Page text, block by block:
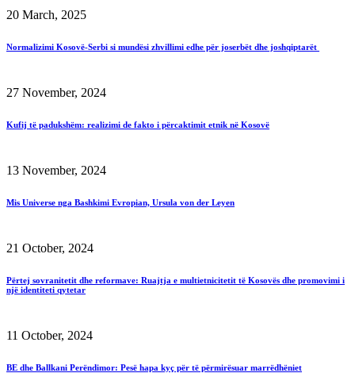
20 March, 2025
Normalizimi Kosovë-Serbi si mundësi zhvillimi edhe për joserbët dhe joshqiptarët
27 November, 2024
Kufij të padukshëm: realizimi de fakto i përcaktimit etnik në Kosovë
13 November, 2024
Mis Universe nga Bashkimi Evropian, Ursula von der Leyen
21 October, 2024
Përtej sovranitetit dhe reformave: Ruajtja e multietnicitetit të Kosovës dhe promovimi i
një identiteti qytetar
11 October, 2024
BE dhe Ballkani Perëndimor: Pesë hapa kyç për të përmirësuar marrëdhëniet